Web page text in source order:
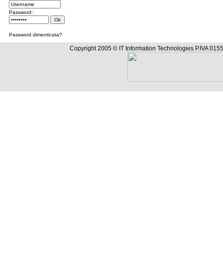
Password:
Password dimenticata?
Copyright 2005 © IT Information Technologies P.IVA